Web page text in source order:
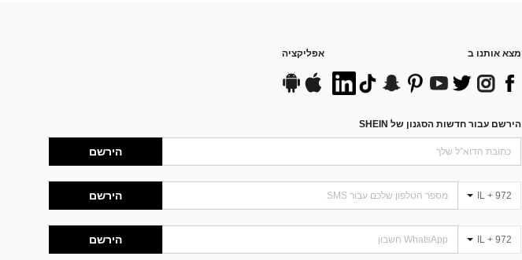
מצא אותנו ב אפליקציה
הירשם עבור חדשות הסגנון של SHEIN
הירשם
IL + 972 הירשם
IL + 972 הירשם